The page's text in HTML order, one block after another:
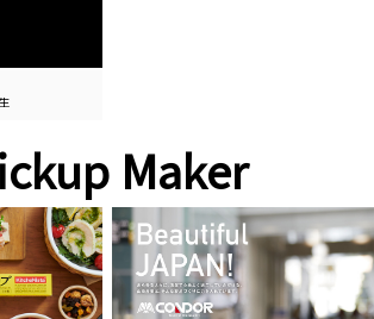
Maker